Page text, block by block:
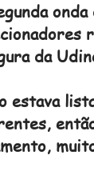
da
estava